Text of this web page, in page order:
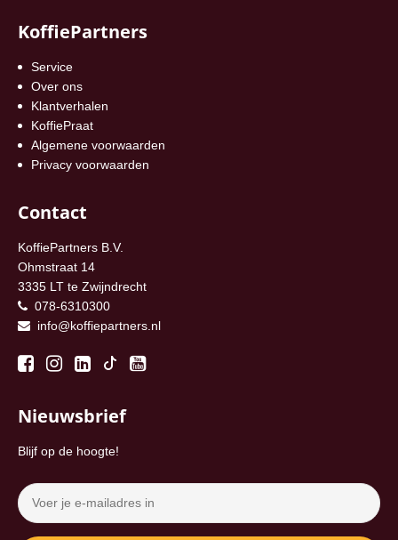
KoffiePartners
Service
Over ons
Klantverhalen
KoffiePraat
Algemene voorwaarden
Privacy voorwaarden
Contact
KoffiePartners B.V.
Ohmstraat 14
3335 LT te Zwijndrecht
078-6310300
info@koffiepartners.nl
Nieuwsbrief
Blijf op de hoogte!